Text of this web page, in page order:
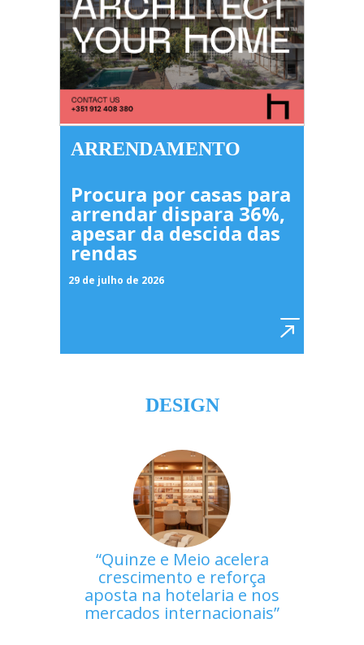
ARRENDAMENTO
Procura por casas para
arrendar dispara 36%,
apesar da descida das
rendas
29 de julho de 2026
DESIGN
Quinze e Meio acelera
crescimento e reforça
aposta na hotelaria e nos
mercados internacionais